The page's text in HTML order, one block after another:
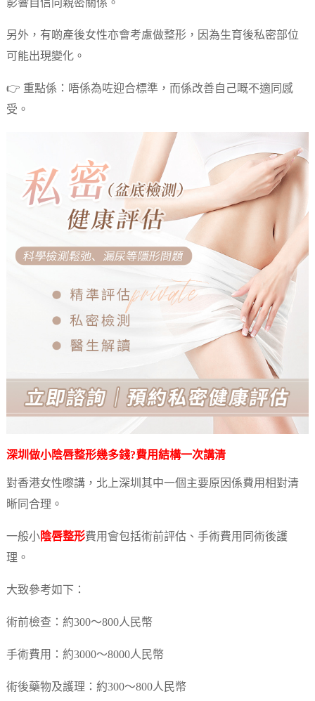
影響自信同親密關係。
另外，有啲產後女性亦會考慮做整形，因為生育後私密部位
可能出現變化。
👉 重點係：唔係為咗迎合標準，而係改善自己嘅不適同感
受。
深圳做小陰唇整形幾多錢?費用結構一次講清
對香港女性嚟講，北上深圳其中一個主要原因係費用相對清
晰同合理。
一般小陰唇整形費用會包括術前評估、手術費用同術後護
理。
大致參考如下：
術前檢查：約300～800人民幣
手術費用：約3000～8000人民幣
術後藥物及護理：約300～800人民幣